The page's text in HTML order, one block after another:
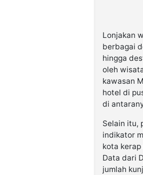
Lonjakan
berbagai
hingga
oleh
kawasan
hotel di
di
Selain itu,
indikator
kota
Data dari
jumlah